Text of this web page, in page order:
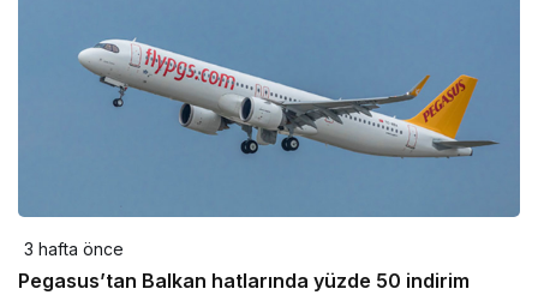
3 hafta önce
Pegasus’tan Balkan hatlarında yüzde 50 indirim